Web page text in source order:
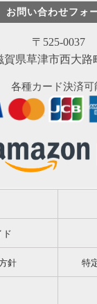
お問い合わせフォ
〒525-0037
賀県草津市西大路
各種カード決済可
ド
針 特